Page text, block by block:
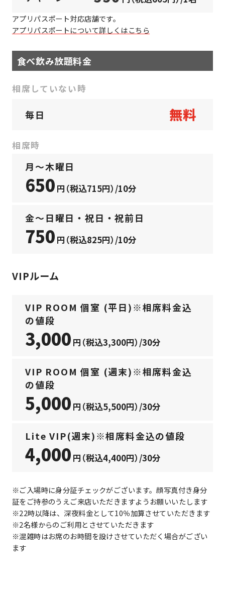
アプリパスポート対応店舗です。
アプリパスポートについて詳しくはこちら
食べ飲み放題料金
相席していない時
毎日 無料
相席時
月〜木曜日
650 円（税込715円）/10分
金〜日曜日・祝日・祝前日
750 円（税込825円）/10分
VIPルーム
VIP ROOM 個室 (平日)※相席料金込
の値段
3,000 円（税込3,300円）/30分
VIP ROOM 個室 (週末)※相席料金込
の値段
5,000 円（税込5,500円）/30分
Lite VIP(週末)※相席料金込の値段
4,000 円（税込4,400円）/30分
※ご入場時に身分証チェックがございます。顔写真付き身分
証をご持参のうえご来店いただきますようお願いいたします
※22時以降は、深夜料金として10％加算させていただきます
※2名様からのご利用とさせていただきます
※混雑時はお席のお時間を設けさせていただく場合がござい
ます